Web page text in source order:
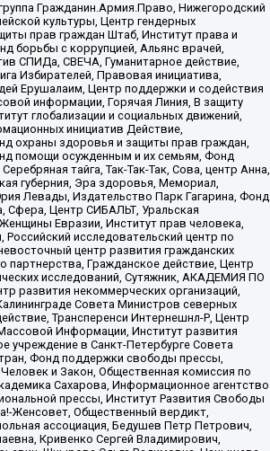
Гражданин.Армия.Право, Нижегородский
культуры, Центр гендерных
прав граждан Штаб, Институт права и
борьбы с коррупцией, Альянс врачей,
СПИДа, СВЕЧА, Гуманитарное действие,
Избирателей, Правовая инициатива,
Ерушалаим, Центр поддержки и содействия
информации, Горячая Линия, В защиту
глобализации и социальных движений,
инициатив Действие,
охраны здоровья и защиты прав граждан,
помощи осужденным и их семьям, Фонд
тайга, Так-Так-Так, Сова, центр Анна,
губерния, Эра здоровья, Мемориал,
Левады, Издательство Парк Гагарина, Фонд
Сфера, Центр СИБАЛЬТ, Уральская
Евразии, Институт прав человека,
исследовательский центр по
центр развития гражданских
партнерства, Гражданское действие, Центр
исследований, Сутяжник, АКАДЕМИЯ ПО
развития некоммерческих организаций,
Совета Министров северных
Трансперенси Интернешнл-Р, Центр
Информации, Институт развития
учреждение в Санкт-Петербурге Совета
Фонд поддержки свободы прессы,
и Закон, Общественная комиссия по
Сахарова, Информационное агентство
прессы, Институт Развития Свободы
Женсовет, Общественный вердикт,
ассоциация, Бедушев Петр Петрович,
Кривенко Сергей Владимирович,